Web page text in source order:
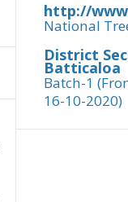
http://
National
District
Batticaloa
Batch-1
16-10-2020)